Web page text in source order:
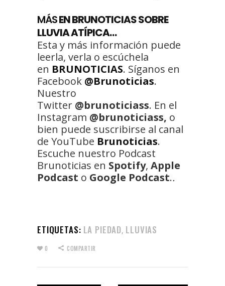
MÁSEN BRUNOTICIAS SOBRE
LLUVIA ATÍPICA…
Esta y más información puede
leerla, verla o escúchela
en BRUNOTICIAS. Síganos en
Facebook @Brunoticias.
Nuestro
Twitter @brunoticiass. En el
Instagram @brunoticiass, o
bien puede suscribirse al canal
de YouTube Brunoticias.
Escuche nuestro Podcast
Brunoticias en Spotify, Apple
Podcast o Google Podcast..
ETIQUETAS: LA PIEDAD, LLUVIAS
0 COMPARTIR